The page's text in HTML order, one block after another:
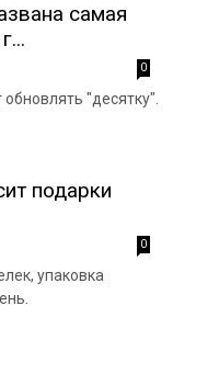
самая
0
"десятку".
подарки
0
упаковка